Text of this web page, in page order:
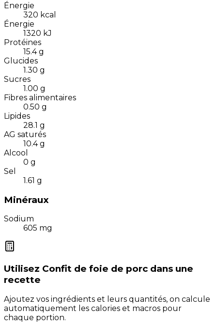
Énergie
320 kcal
Énergie
1320 kJ
Protéines
15.4 g
Glucides
1.30 g
Sucres
1.00 g
Fibres alimentaires
0.50 g
Lipides
28.1 g
AG saturés
10.4 g
Alcool
0 g
Sel
1.61 g
Minéraux
Sodium
605 mg
Utilisez Confit de foie de porc dans une
recette
Ajoutez vos ingrédients et leurs quantités, on calcule
automatiquement les calories et macros pour
chaque portion.